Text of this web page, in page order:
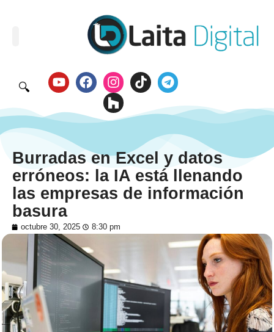
🔍
Burradas en Excel y datos
erróneos: la IA está llenando
las empresas de información
basura
octubre 30, 2025 8:30 pm